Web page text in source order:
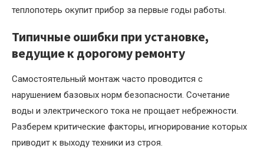
теплопотерь окупит прибор за первые годы работы.
Типичные ошибки при установке,
ведущие к дорогому ремонту
Самостоятельный монтаж часто проводится с
нарушением базовых норм безопасности. Сочетание
воды и электрического тока не прощает небрежности.
Разберем критические факторы, игнорирование которых
приводит к выходу техники из строя.